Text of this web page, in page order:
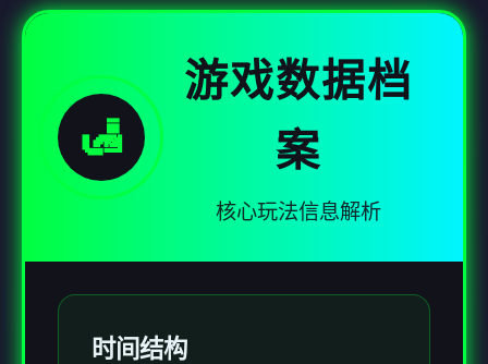
🛃
游戏数据档
案
核心玩法信息解析
时间结构